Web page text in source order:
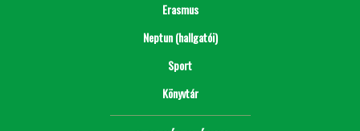
Erasmus
Neptun (hallgatói)
Sport
Könyvtár